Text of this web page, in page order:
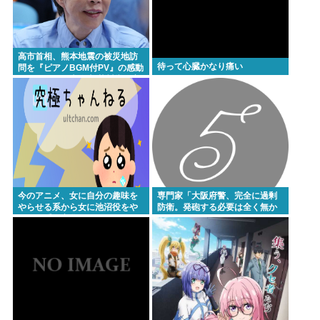
い
手巻きタバコとかいうコスパ最強の喫煙方法
母親「下の娘が自閉症じゃなくなった！6年間よくぞ
乗り越えた(TдT)」👈335万バズwww
ケンモメンが考える、最強の現実逃避の方法
Powered by livedoor 相互RSS
高市首相、熊本地震の被災地訪
問を『ピアノBGM付PV』の感動
ポルノにして大炎上 芥川賞作家
ぶちぎれ「アホか！」
待って心臓かなり痛い
今のアニメ、女に自分の趣味を
やらせる系から女に池沼役をや
らせる系へ変化
専門家「大阪府警、完全に過剰
防衛。発砲する必要は全く無か
った」